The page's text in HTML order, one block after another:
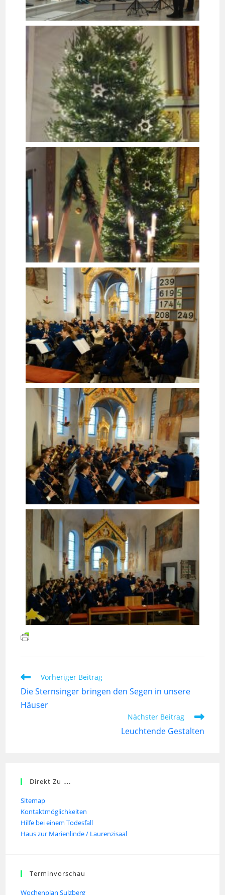
Vorheriger Beitrag
Die Sternsinger bringen den Segen in unsere
Häuser
Nächster Beitrag
Leuchtende Gestalten
Direkt Zu ….
Sitemap
Kontaktmöglichkeiten
Hilfe bei einem Todesfall
Haus zur Marienlinde / Laurenzisaal
Terminvorschau
Wochenplan Sulzberg